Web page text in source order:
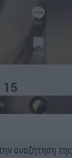
αναζήτηση της